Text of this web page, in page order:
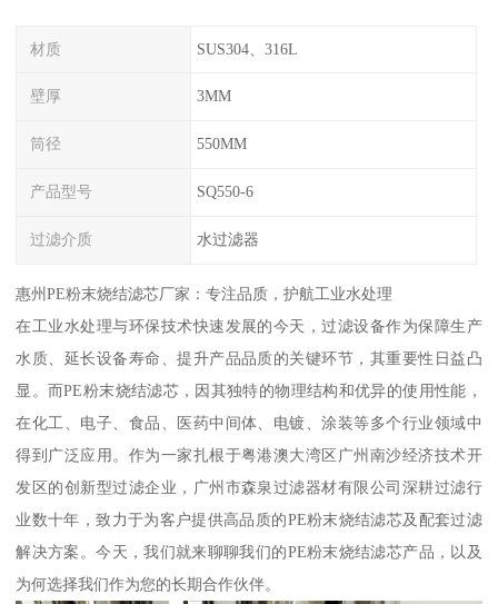
材质 SUS304、316L
壁厚 3MM
筒径 550MM
产品型号 SQ550-6
过滤介质 水过滤器
惠州PE粉末烧结滤芯厂家：专注品质，护航工业水处理
在工业水处理与环保技术快速发展的今天，过滤设备作为保障生产
水质、延长设备寿命、提升产品品质的关键环节，其重要性日益凸
显。而PE粉末烧结滤芯，因其独特的物理结构和优异的使用性能，
在化工、电子、食品、医药中间体、电镀、涂装等多个行业领域中
得到广泛应用。作为一家扎根于粤港澳大湾区广州南沙经济技术开
发区的创新型过滤企业，广州市森泉过滤器材有限公司深耕过滤行
业数十年，致力于为客户提供高品质的PE粉末烧结滤芯及配套过滤
解决方案。今天，我们就来聊聊我们的PE粉末烧结滤芯产品，以及
为何选择我们作为您的长期合作伙伴。